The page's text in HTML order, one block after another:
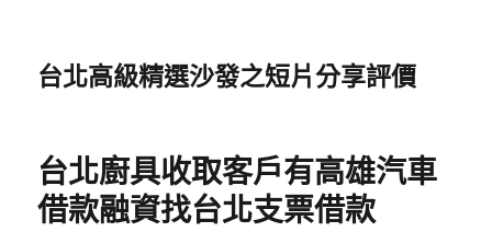
台北高級精選沙發之短片分享評價
台北廚具收取客戶有高雄汽車
借款融資找台北支票借款